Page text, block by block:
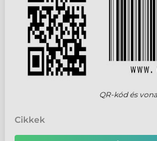
QR-kód és
Cikkek